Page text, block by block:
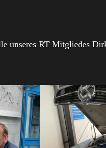
unseres RT Mitgliedes